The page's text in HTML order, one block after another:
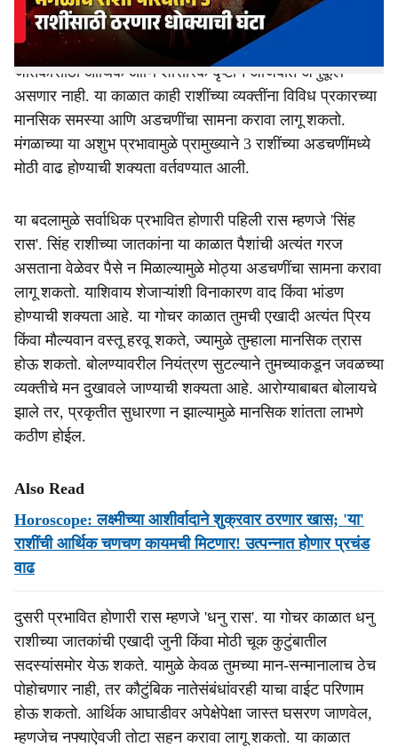
त्याचे हे राशी परिवर्तन अनेक राशींसाठी अत्यंत महत्त्वाचे ठरणार
आहे. मात्र, ज्योतिषीय गणनेनुसार मंगळाचे हे गोचर काही राशींच्या
जातकांसाठी आर्थिक आणि शारीरिक दृष्टीने अजिबात अनुकूल
असणार नाही. या काळात काही राशींच्या व्यक्तींना विविध प्रकारच्या
मानसिक समस्या आणि अडचणींचा सामना करावा लागू शकतो.
मंगळाच्या या अशुभ प्रभावामुळे प्रामुख्याने 3 राशींच्या अडचणींमध्ये
मोठी वाढ होण्याची शक्यता वर्तवण्यात आली.
या बदलामुळे सर्वाधिक प्रभावित होणारी पहिली रास म्हणजे 'सिंह
रास'. सिंह राशीच्या जातकांना या काळात पैशांची अत्यंत गरज
असताना वेळेवर पैसे न मिळाल्यामुळे मोठ्या अडचणींचा सामना करावा
लागू शकतो. याशिवाय शेजाऱ्यांशी विनाकारण वाद किंवा भांडण
होण्याची शक्यता आहे. या गोचर काळात तुमची एखादी अत्यंत प्रिय
किंवा मौल्यवान वस्तू हरवू शकते, ज्यामुळे तुम्हाला मानसिक त्रास
होऊ शकतो. बोलण्यावरील नियंत्रण सुटल्याने तुमच्याकडून जवळच्या
व्यक्तीचे मन दुखावले जाण्याची शक्यता आहे. आरोग्याबाबत बोलायचे
झाले तर, प्रकृतीत सुधारणा न झाल्यामुळे मानसिक शांतता लाभणे
कठीण होईल.
Also Read
Horoscope: लक्ष्मीच्या आशीर्वादाने शुक्रवार ठरणार खास; 'या'
राशींची आर्थिक चणचण कायमची मिटणार! उत्पन्नात होणार प्रचंड
वाढ
दुसरी प्रभावित होणारी रास म्हणजे 'धनु रास'. या गोचर काळात धनु
राशीच्या जातकांची एखादी जुनी किंवा मोठी चूक कुटुंबातील
सदस्यांसमोर येऊ शकते. यामुळे केवळ तुमच्या मान-सन्मानालाच ठेच
पोहोचणार नाही, तर कौटुंबिक नातेसंबंधांवरही याचा वाईट परिणाम
होऊ शकतो. आर्थिक आघाडीवर अपेक्षेपेक्षा जास्त घसरण जाणवेल,
म्हणजेच नफ्याऐवजी तोटा सहन करावा लागू शकतो. या काळात